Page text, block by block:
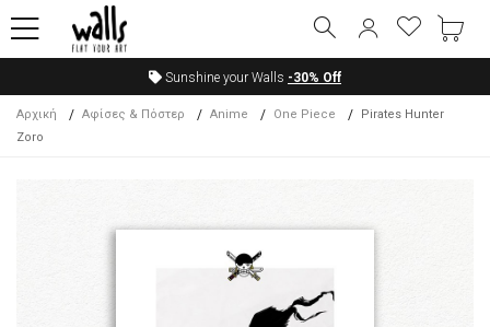
Sunshine your Walls -30% Off
Αρχική Αφίσες & Πόστερ Anime One Piece
Pirates Hunter
Zoro